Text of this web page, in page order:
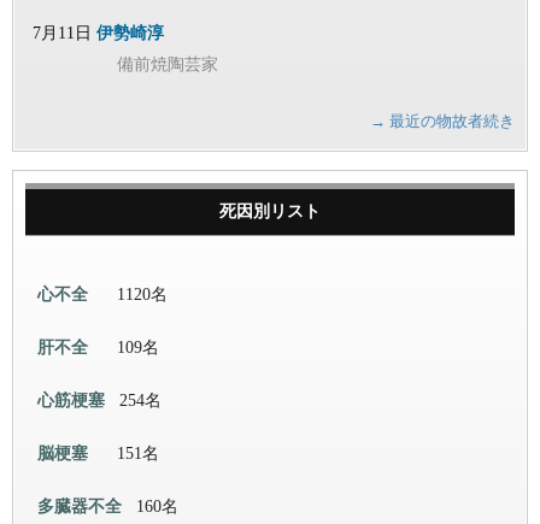
7月11日 伊勢崎淳
備前焼陶芸家
→ 最近の物故者続き
死因別リスト
心不全 1120名
肝不全 109名
心筋梗塞 254名
脳梗塞 151名
多臓器不全 160名